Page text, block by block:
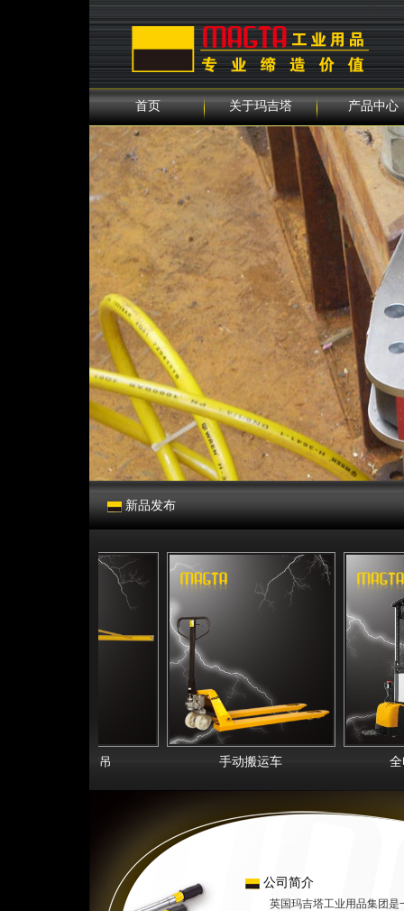
0
首页 关于玛吉塔 产品中心
新品发布
手动搬运车 全电
公司简介
英国玛吉塔工业用品集团是